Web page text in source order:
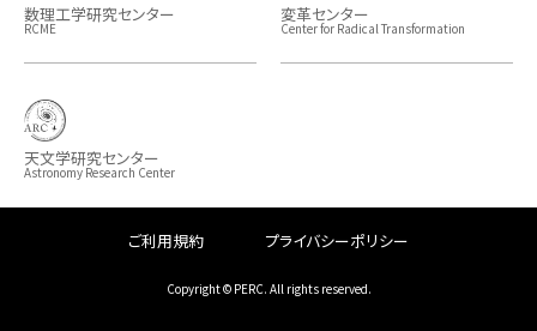
数理工学研究センター
RCME
変革センター
Center for Radical Transformation
天文学研究センター
Astronomy Research Center
ご利用規約 プライバシーポリシー
Copyright © PERC. All rights reserved.